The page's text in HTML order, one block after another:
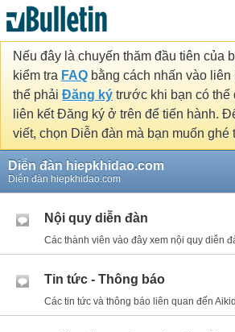
Nếu đây là chuyến thăm đầu tiên của
kiểm tra FAQ bằng cách nhấn vào
thể phải Đăng ký trước khi bạn có thể
liên kết Đăng ký ở trên để tiến hành.
viết, chọn Diễn đàn mà bạn muốn
Diễn đàn hiepkhidao.com
Diễn đàn hiepkhidao.com
Nội quy diễn đàn
Các thành viên vào đây xem nội quy diễn
Tin tức - Thông báo
Các tin tức và thông báo liên quan đến